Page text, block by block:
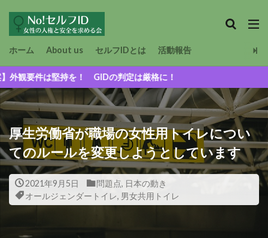
ホーム About us セルフIDとは 活動報告
堅持を！ GIDの判定は厳格に！
厚生労働省が職場の女性用トイレについ
てのルールを変更しようとしています
2021年9月5日 問題点, 日本の動き
オールジェンダートイレ, 男女共用トイレ